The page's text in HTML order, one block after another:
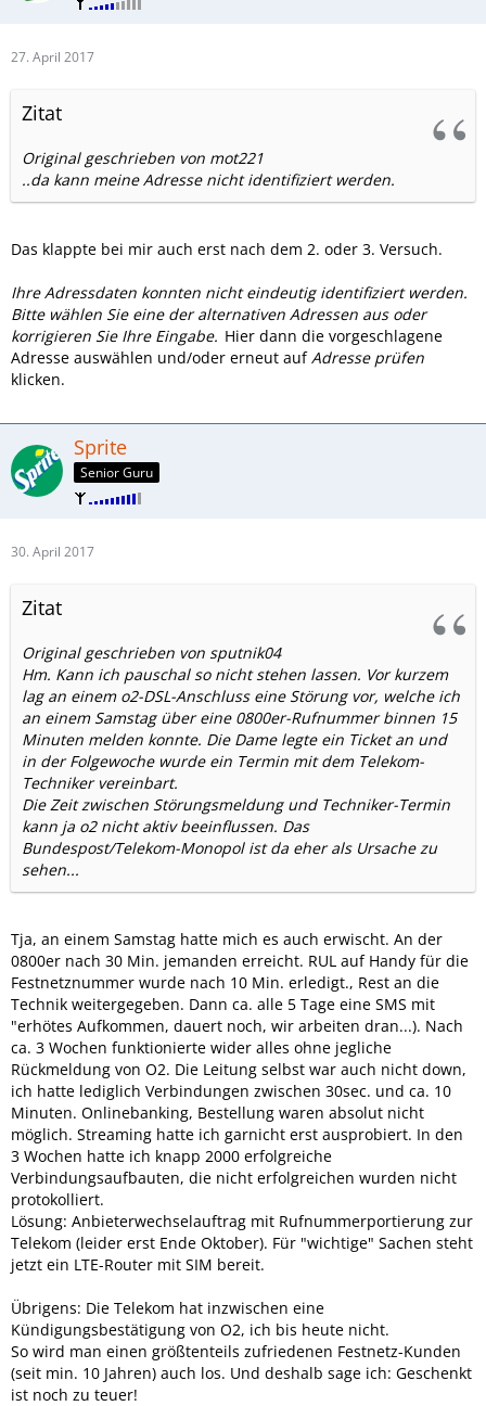
27. April 2017
Zitat
Original geschrieben von mot221
..da kann meine Adresse nicht identifiziert werden.
Das klappte bei mir auch erst nach dem 2. oder 3. Versuch.
Ihre Adressdaten konnten nicht eindeutig identifiziert werden.
Bitte wählen Sie eine der alternativen Adressen aus oder
korrigieren Sie Ihre Eingabe. Hier dann die vorgeschlagene
Adresse auswählen und/oder erneut aufAdresse prüfen
klicken.
Sprite
Senior Guru
30. April 2017
Zitat
Original geschrieben von sputnik04
Hm. Kann ich pauschal so nicht stehen lassen. Vor kurzem
lag an einem o2-DSL-Anschluss eine Störung vor, welche ich
an einem Samstag über eine 0800er-Rufnummer binnen 15
Minuten melden konnte. Die Dame legte ein Ticket an und
in der Folgewoche wurde ein Termin mit dem Telekom-
Techniker vereinbart.
Die Zeit zwischen Störungsmeldung und Techniker-Termin
kann ja o2 nicht aktiv beeinflussen. Das
Bundespost/Telekom-Monopol ist da eher als Ursache zu
sehen...
Tja, an einem Samstag hatte mich es auch erwischt. An der
0800er nach 30 Min. jemanden erreicht. RUL auf Handy für die
Festnetznummer wurde nach 10 Min. erledigt., Rest an die
Technik weitergegeben. Dann ca. alle 5 Tage eine SMS mit
"erhötes Aufkommen, dauert noch, wir arbeiten dran...). Nach
ca. 3 Wochen funktionierte wider alles ohne jegliche
Rückmeldung von O2. Die Leitung selbst war auch nicht down,
ich hatte lediglich Verbindungen zwischen 30sec. und ca. 10
Minuten. Onlinebanking, Bestellung waren absolut nicht
möglich. Streaming hatte ich garnicht erst ausprobiert. In den
3 Wochen hatte ich knapp 2000 erfolgreiche
Verbindungsaufbauten, die nicht erfolgreichen wurden nicht
protokolliert.
Lösung: Anbieterwechselauftrag mit Rufnummerportierung zur
Telekom (leider erst Ende Oktober). Für "wichtige" Sachen steht
jetzt ein LTE-Router mit SIM bereit.
Übrigens: Die Telekom hat inzwischen eine
Kündigungsbestätigung von O2, ich bis heute nicht.
So wird man einen größtenteils zufriedenen Festnetz-Kunden
(seit min. 10 Jahren) auch los. Und deshalb sage ich: Geschenkt
ist noch zu teuer!